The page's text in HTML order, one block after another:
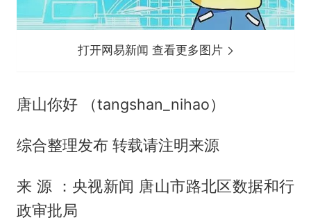
打开网易新闻 查看更多图片
唐山你好 （tangshan_nihao）
综合整理发布 转载请注明来源
来 源 ：央视新闻 唐山市路北区数据和行
政审批局